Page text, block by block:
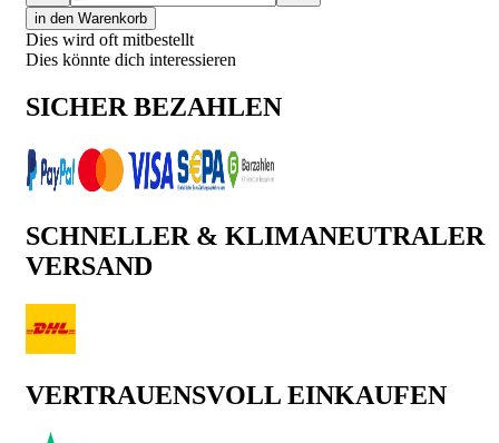
in den Warenkorb
Dies wird oft mitbestellt
Dies könnte dich interessieren
SICHER BEZAHLEN
SCHNELLER & KLIMANEUTRALER
VERSAND
VERTRAUENSVOLL EINKAUFEN